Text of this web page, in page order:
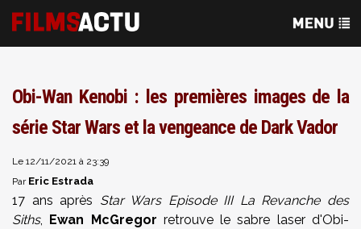
Obi-Wan Kenobi : les premières images de la
série Star Wars et la vengeance de Dark Vador
Le 12/11/2021 à 23:39
Par Eric Estrada
17 ans après Star Wars Episode III La Revanche des
Siths, Ewan McGregor retrouve le sabre laser d'Obi-